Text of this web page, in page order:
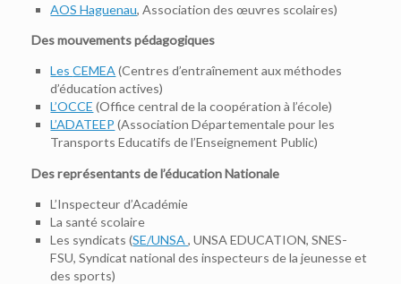
AOS Haguenau, Association des œuvres scolaires)
Des mouvements pédagogiques
LesCEMEA (Centres d’entraînement aux méthodes
d’éducation actives)
L’OCCE (Office central de la coopération à l’école)
L’ADATEEP (Association Départementale pour les
Transports Educatifs de l’Enseignement Public)
Des représentants de l’éducation Nationale
L’Inspecteur d’Académie
La santé scolaire
Les syndicats (SE/UNSA, UNSA EDUCATION, SNES-
FSU, Syndicat national des inspecteurs de la jeunesse et
des sports)